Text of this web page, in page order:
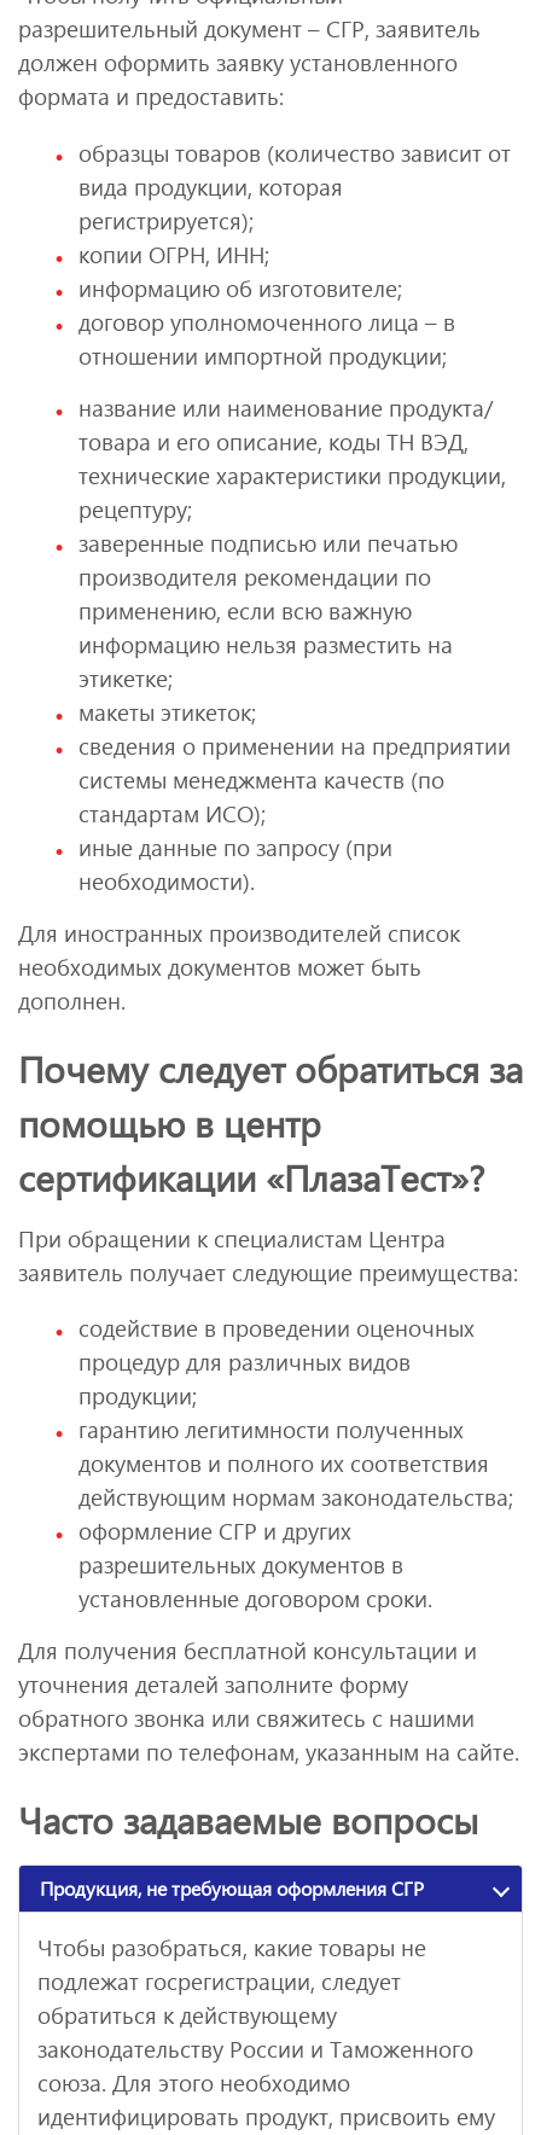
разрешительный документ – СГР, заявитель
должен оформить заявку установленного
формата и предоставить:
образцы товаров (количество зависит от
вида продукции, которая
регистрируется);
копии ОГРН, ИНН;
информацию об изготовителе;
договор уполномоченного лица – в
отношении импортной продукции;
название или наименование продукта/
товара и его описание, коды ТН ВЭД,
технические характеристики продукции,
рецептуру;
заверенные подписью или печатью
производителя рекомендации по
применению, если всю важную
информацию нельзя разместить на
этикетке;
макеты этикеток;
сведения о применении на предприятии
системы менеджмента качеств (по
стандартам ИСО);
иные данные по запросу (при
необходимости).
Для иностранных производителей список
необходимых документов может быть
дополнен.
Почему следует обратиться за
помощью в центр
сертификации «ПлазаТест»?
При обращении к специалистам Центра
заявитель получает следующие преимущества:
содействие в проведении оценочных
процедур для различных видов
продукции;
гарантию легитимности полученных
документов и полного их соответствия
действующим нормам законодательства;
оформление СГР и других
разрешительных документов в
установленные договором сроки.
Для получения бесплатной консультации и
уточнения деталей заполните форму
обратного звонка или свяжитесь с нашими
экспертами по телефонам, указанным на сайте.
Часто задаваемые вопросы
Продукция, не требующая оформления СГР
Чтобы разобраться, какие товары не
подлежат госрегистрации, следует
обратиться к действующему
законодательству России и Таможенного
союза. Для этого необходимо
идентифицировать продукт, присвоить ему